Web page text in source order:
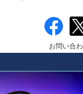
お問い合